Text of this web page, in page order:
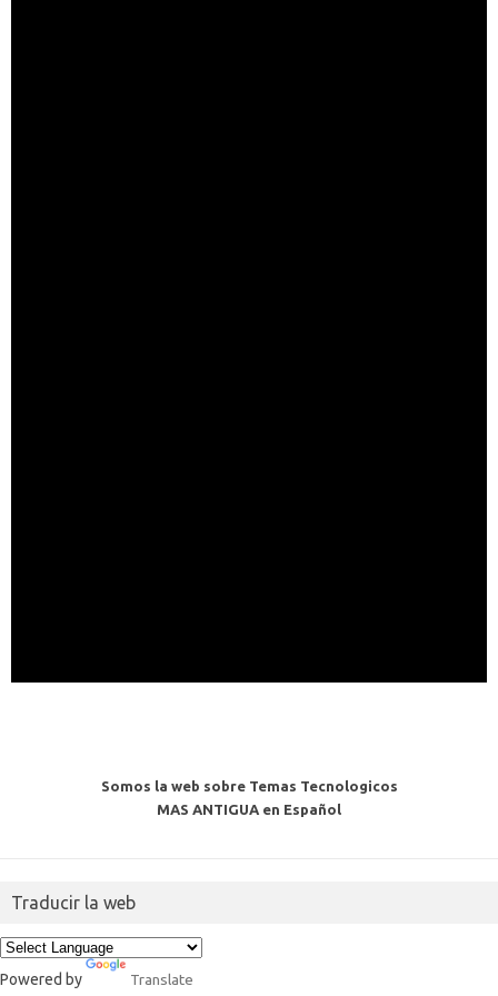
Somos la web sobre Temas Tecnologicos
MAS ANTIGUA en Español
Traducir la web
Powered by Translate